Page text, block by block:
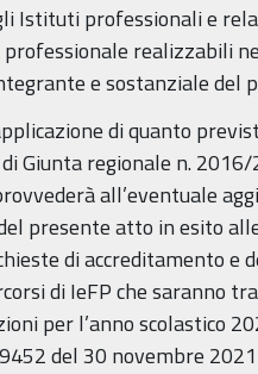
Istituti professionali e
realizzabili
e sostanziale del
di quanto
Giunta regionale n.
all’eventuale
presente atto in esito
di accreditamento e
di IeFP che saranno
per l’anno scolastico
del 30 novembre